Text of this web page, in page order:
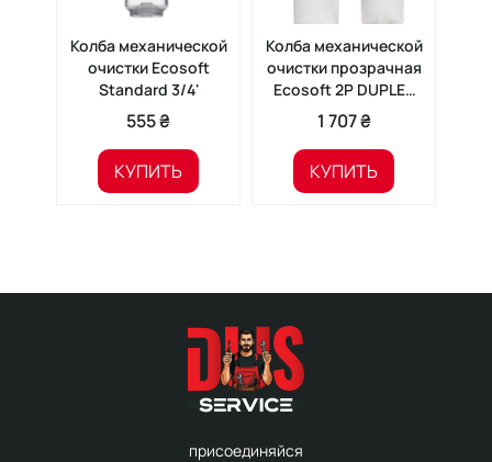
Колба механической
очистки Ecosoft
Standard 3/4'
555 ₴
КУПИТЬ
Колба механической
очистки прозрачная
Ecosoft 2P DUPLEX
PET 3/4' 2,5'х10' 8 бар
1 707 ₴
КУПИТЬ
присоединяйся